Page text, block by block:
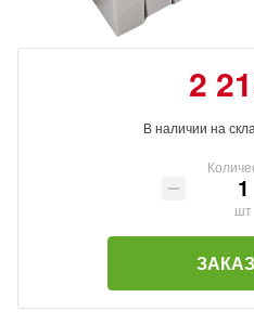
2
В наличии на
шт